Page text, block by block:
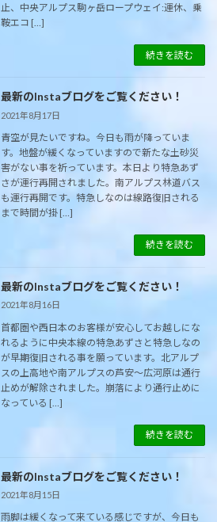
止、中央アルプス駒ヶ岳ロープウェイ:運休、乗
鞍エコ […]
続きを読む
最新のInstaブログをご覧ください！
2021年8月17日
青空が見たいですね。今日も雨が降っていま
す。地盤が緩くなっていますので新たな土砂災
害がない事を祈っています。本日より特急あず
さが運行再開されました。南アルプス林道バス
も運行再開です。特急しなのは線路復旧される
まで時間が掛 […]
続きを読む
最新のInstaブログをご覧ください！
2021年8月16日
首都圏や西日本のお客様が安心してお越しにな
れるように中央本線の特急あずさと特急しなの
が早期復旧される事を願っています。北アルプ
スの上高地や南アルプスの芦安～広河原は通行
止めが解除されました。崩落により通行止めに
なっている […]
続きを読む
最新のInstaブログをご覧ください！
2021年8月15日
雨脚は緩くなって来ている感じですが、今日も